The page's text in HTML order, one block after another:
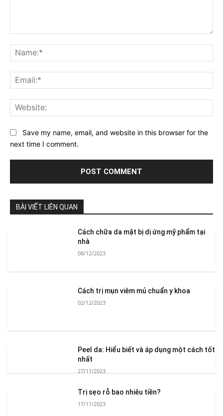
Save my name, email, and website in this browser for the
next time I comment.
BÀI VIẾT LIÊN QUAN
Cách chữa da mặt bị dị ứng mỹ phẩm tại
nhà
08/12/2023
Cách trị mụn viêm mủ chuẩn y khoa
02/12/2023
Peel da: Hiểu biết và áp dụng một cách tốt
nhất
27/11/2023
Trị sẹo rỗ bao nhiêu tiền?
17/11/2023